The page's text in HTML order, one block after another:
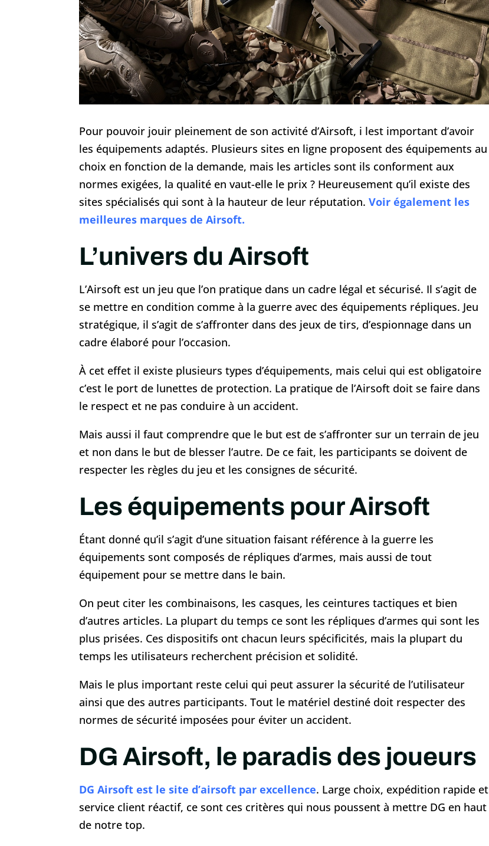
Pour pouvoir jouir pleinement de son activité d’Airsoft, i lest important d’avoir
les équipements adaptés. Plusieurs sites en ligne proposent des équipements au
choix en fonction de la demande, mais les articles sont ils conforment aux
normes exigées, la qualité en vaut-elle le prix ? Heureusement qu’il existe des
sites spécialisés qui sont à la hauteur de leur réputation.Voir également les
meilleures marques de Airsoft.
L’univers du Airsoft
L’Airsoft est un jeu que l’on pratique dans un cadre légal et sécurisé. Il s’agit de
se mettre en condition comme à la guerre avec des équipements répliques. Jeu
stratégique, il s’agit de s’affronter dans des jeux de tirs, d’espionnage dans un
cadre élaboré pour l’occasion.
À cet effet il existe plusieurs types d’équipements, mais celui qui est obligatoire
c’est le port de lunettes de protection. La pratique de l’Airsoft doit se faire dans
le respect et ne pas conduire à un accident.
Mais aussi il faut comprendre que le but est de s’affronter sur un terrain de jeu
et non dans le but de blesser l’autre. De ce fait, les participants se doivent de
respecter les règles du jeu et les consignes de sécurité.
Les équipements pour Airsoft
Étant donné qu’il s’agit d’une situation faisant référence à la guerre les
équipements sont composés de répliques d’armes, mais aussi de tout
équipement pour se mettre dans le bain.
On peut citer les combinaisons, les casques, les ceintures tactiques et bien
d’autres articles. La plupart du temps ce sont les répliques d’armes qui sont les
plus prisées. Ces dispositifs ont chacun leurs spécificités, mais la plupart du
temps les utilisateurs recherchent précision et solidité.
Mais le plus important reste celui qui peut assurer la sécurité de l’utilisateur
ainsi que des autres participants. Tout le matériel destiné doit respecter des
normes de sécurité imposées pour éviter un accident.
DG Airsoft, le paradis des joueurs
DG Airsoft est le site d’airsoft par excellence. Large choix, expédition rapide et
service client réactif, ce sont ces critères qui nous poussent à mettre DG en haut
de notre top.